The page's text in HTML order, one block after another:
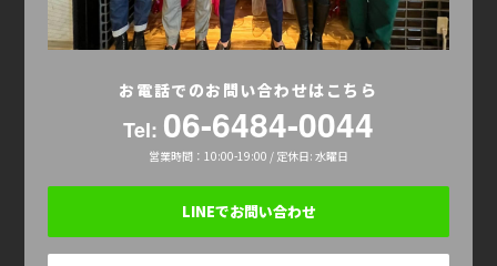
お電話でのお問い合わせはこちら
Tel: 06-6484-0044
営業時間：10:00-19:00 / 定休日: 水曜日
LINEでお問い合わせ